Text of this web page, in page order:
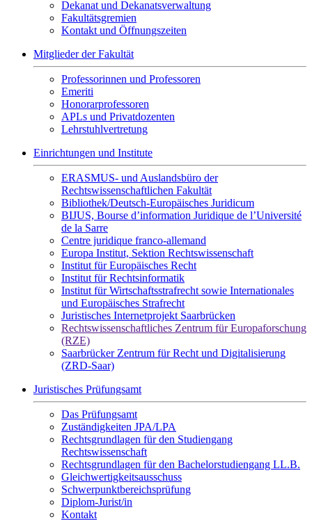
Dekanat und Dekanatsverwaltung
Fakultätsgremien
Kontakt und Öffnungszeiten
Mitglieder der Fakultät
Professorinnen und Professoren
Emeriti
Honorarprofessoren
APLs und Privatdozenten
Lehrstuhlvertretung
Einrichtungen und Institute
ERASMUS- und Auslandsbüro der
Rechtswissenschaftlichen Fakultät
Bibliothek/Deutsch-Europäisches Juridicum
BIJUS, Bourse d’information Juridique de l’Université
de la Sarre
Centre juridique franco-allemand
Europa Institut, Sektion Rechtswissenschaft
Institut für Europäisches Recht
Institut für Rechtsinformatik
Institut für Wirtschaftsstrafrecht sowie Internationales
und Europäisches Strafrecht
Juristisches Internetprojekt Saarbrücken
Rechtswissenschaftliches Zentrum für Europaforschung
(RZE)
Saarbrücker Zentrum für Recht und Digitalisierung
(ZRD-Saar)
Juristisches Prüfungsamt
Das Prüfungsamt
Zuständigkeiten JPA/LPA
Rechtsgrundlagen für den Studiengang
Rechtswissenschaft
Rechtsgrundlagen für den Bachelorstudiengang LL.B.
Gleichwertigkeitsausschuss
Schwerpunktbereichsprüfung
Diplom-Jurist/in
Kontakt